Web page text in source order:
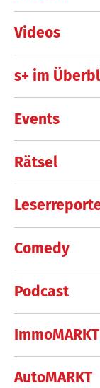
Videos
s+ im
Events
Rätsel
Comedy
Podcast
ImmoMARKT
AutoMARKT